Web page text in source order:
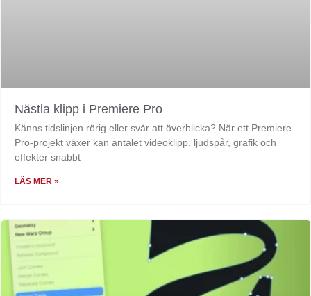
Nästla klipp i Premiere Pro
Känns tidslinjen rörig eller svår att överblicka? När ett Premiere
Pro-projekt växer kan antalet videoklipp, ljudspår, grafik och
effekter snabbt
LÄS MER »